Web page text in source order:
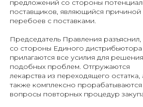
предложений со стороны
поставщиков, являющийся причиной
перебоев с поставками.
Председатель Правления разъяснил,
со стороны Единого дистрибьютора
прилагаются все усилия для решения
подобных проблем. Отгружаются
лекарства из переходящего остатка,
также комплексно прорабатываются
вопросы повторных процедур